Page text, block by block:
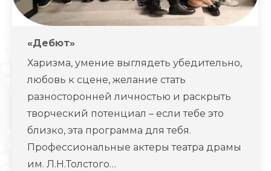
«Дебют»
Харизма, умение выглядеть убедительно,
любовь к сцене, желание стать
разносторонней личностью и раскрыть
творческий потенциал – если тебе это
близко, эта программа для тебя.
Профессиональные актеры театра драмы
им. Л.Н.Толстого…